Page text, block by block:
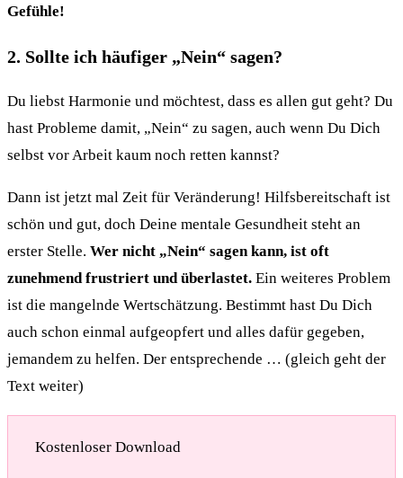
Gefühle!
2. Sollte ich häufiger „Nein“ sagen?
Du liebst Harmonie und möchtest, dass es allen gut geht? Du
hast Probleme damit, „Nein“ zu sagen, auch wenn Du Dich
selbst vor Arbeit kaum noch retten kannst?
Dann ist jetzt mal Zeit für Veränderung! Hilfsbereitschaft ist
schön und gut, doch Deine mentale Gesundheit steht an
erster Stelle. Wer nicht „Nein“ sagen kann, ist oft
zunehmend frustriert und überlastet. Ein weiteres Problem
ist die mangelnde Wertschätzung. Bestimmt hast Du Dich
auch schon einmal aufgeopfert und alles dafür gegeben,
jemandem zu helfen. Der entsprechende … (gleich geht der
Text weiter)
Kostenloser Download